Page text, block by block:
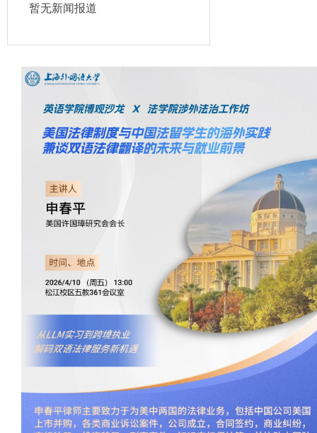
暂无新闻报道